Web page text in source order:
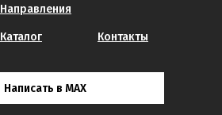
Направления
Каталог Контакты
Написать в MAX